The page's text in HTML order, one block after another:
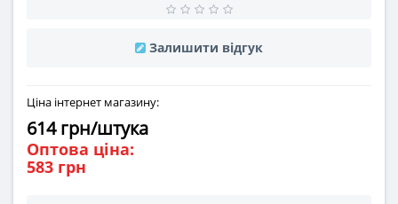
Залишити відгук
Ціна інтернет магазину:
614 грн/штука
Оптова ціна:
583 грн